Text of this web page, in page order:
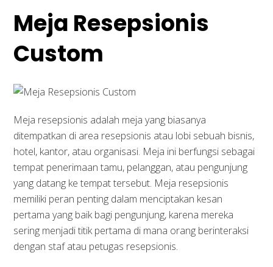
Meja Resepsionis
Custom
Meja resepsionis adalah meja yang biasanya
ditempatkan di area resepsionis atau lobi sebuah bisnis,
hotel, kantor, atau organisasi. Meja ini berfungsi sebagai
tempat penerimaan tamu, pelanggan, atau pengunjung
yang datang ke tempat tersebut. Meja resepsionis
memiliki peran penting dalam menciptakan kesan
pertama yang baik bagi pengunjung, karena mereka
sering menjadi titik pertama di mana orang berinteraksi
dengan staf atau petugas resepsionis.